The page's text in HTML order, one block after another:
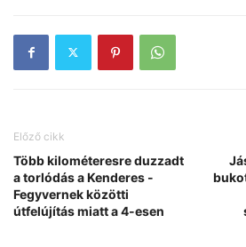
Előző cikk
Több kilométeresre duzzadt
a torlódás a Kenderes -
Fegyvernek közötti
útfelújítás miatt a 4-esen